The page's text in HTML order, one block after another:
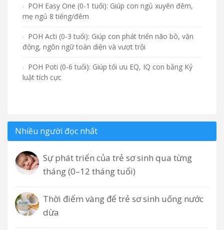
POH Easy One (0-1 tuổi): Giúp con ngủ xuyên đêm,
mẹ ngủ 8 tiếng/đêm
POH Acti (0-3 tuổi): Giúp con phát triển não bô, vận
động, ngôn ngữ toàn diện và vượt trội
POH Poti (0-6 tuổi): Giúp tối ưu EQ, IQ con bằng Kỷ
luật tích cực
Nhiều người đọc nhất
Sự phát triển của trẻ sơ sinh qua từng
tháng (0–12 tháng tuổi)
Thời điểm vàng để trẻ sơ sinh uống nước
dừa